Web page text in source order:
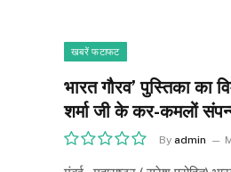
खबरें फटाफट
भारत गौरव’ पुस्तिका का
शर्मा जी के कर-कमलों
By admin